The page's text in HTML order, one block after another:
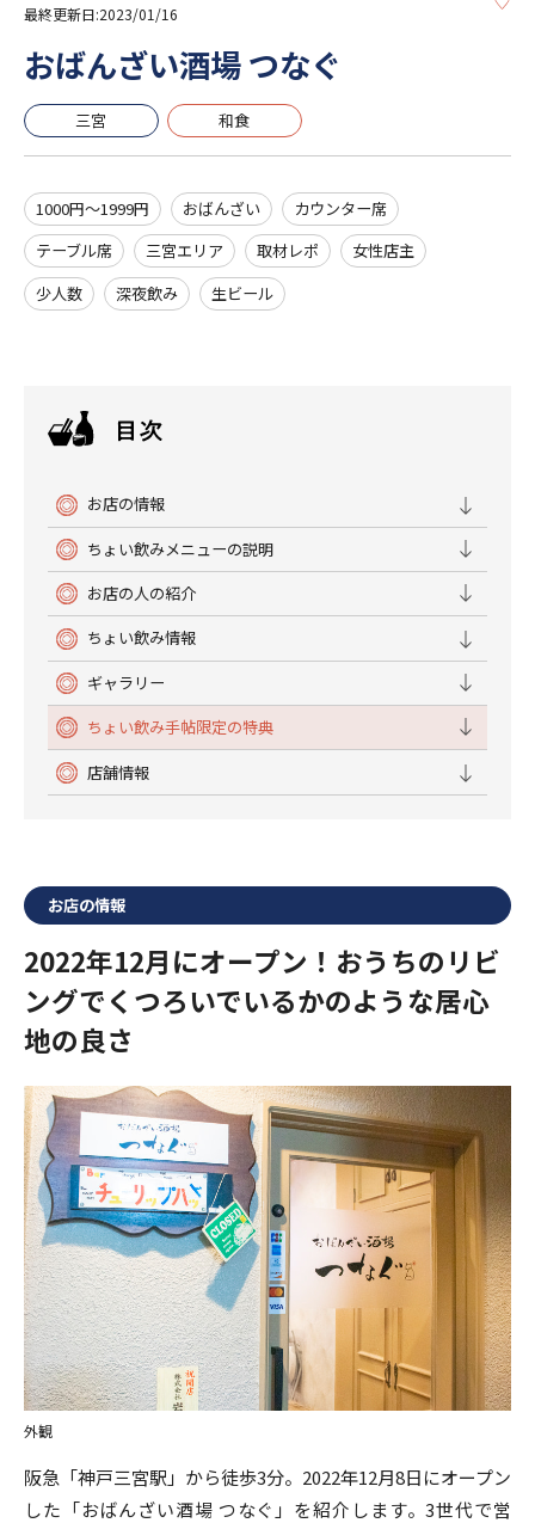
最終更新日:2023/01/16
おばんざい酒場 つなぐ
三宮 和食
1000円～1999円 おばんざい
カウンター席
テーブル席
三宮エリア 取材レポ
女性店主
少人数
深夜飲み 生ビール
お店の情報
ちょい飲みメニューの説明
お店の人の紹介
ちょい飲み情報
ギャラリー
ちょい飲み手帖限定の特典
店舗情報
お店の情報
2022年12月にオープン！おうちのリビ
ングでくつろいでいるかのような居心
地の良さ
外観
阪急「神戸三宮駅」から徒歩3分。2022年12月8日にオープン
した「おばんざい酒場 つなぐ」を紹介します。3世代で営